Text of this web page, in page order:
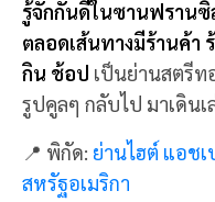
โกลเด้นเกท ซึ่งเชื่อมต่
หนึ่งในสะพานที่ใหญ่ที่
สะพานแห่งนี้ยาวถึง 7.2
ขับรถบนสะพานเบย์จะ
ของอ่าว พร้อมถ่ายรูปส
ล่ะ